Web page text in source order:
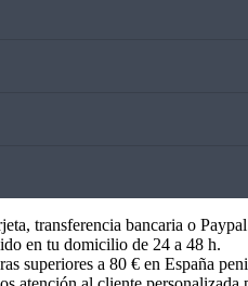
transferencia bancaria o
en tu domicilio de 24 a 48 h.
superiores a 80 € en España